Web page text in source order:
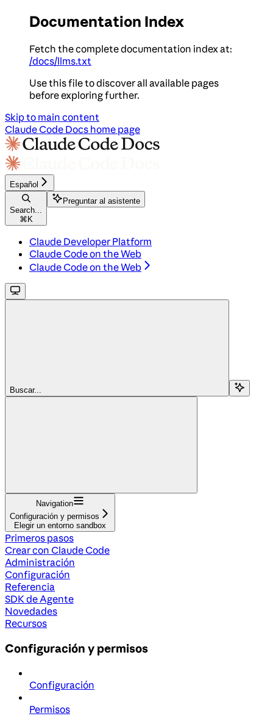
Documentation Index
Fetch the complete documentation index at:
/docs/llms.txt
Use this file to discover all available pages
before exploring further.
Skip to main content
Claude Code Docs home page
Español
Search...
⌘ K
Preguntar al asistente
Claude Developer Platform
Claude Code on the Web
Claude Code on the Web
Buscar...
Navigation
Configuración y permisos
Elegir un entorno sandbox
Primeros pasos
Crear con Claude Code
Administración
Configuración
Referencia
SDK de Agente
Novedades
Recursos
Configuración y permisos
Configuración
Permisos